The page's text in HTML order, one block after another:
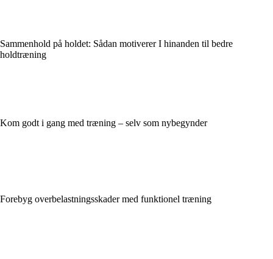
Sammenhold på holdet: Sådan motiverer I hinanden til bedre
holdtræning
Kom godt i gang med træning – selv som nybegynder
Forebyg overbelastningsskader med funktionel træning